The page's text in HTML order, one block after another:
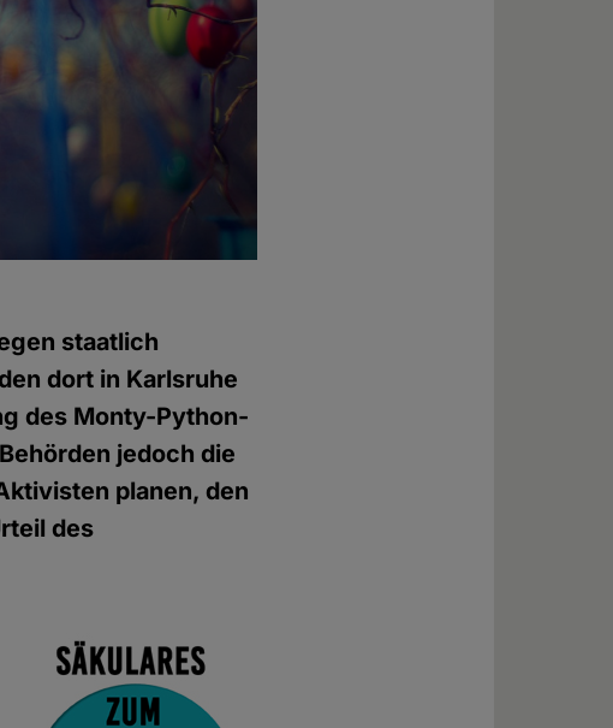
staatlich
dort in Karlsruhe
des Monty-Python-
jedoch die
planen, den
des